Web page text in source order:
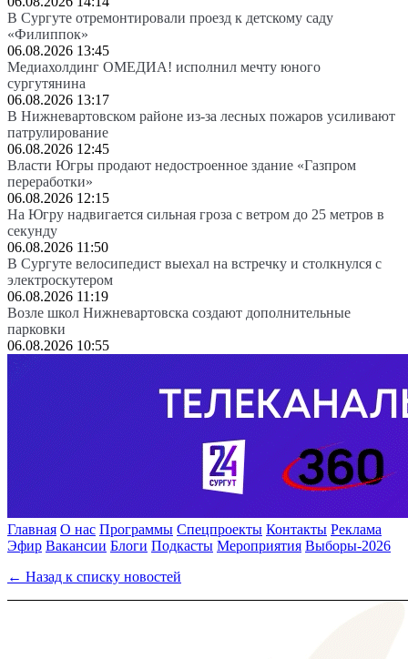
В Сургуте отремонтировали проезд к детскому саду
«Филиппок»
06.08.2026 13:45
Медиахолдинг ОМЕДИА! исполнил мечту юного
сургутянина
06.08.2026 13:17
В Нижневартовском районе из-за лесных пожаров усиливают
патрулирование
06.08.2026 12:45
Власти Югры продают недостроенное здание «Газпром
переработки»
06.08.2026 12:15
На Югру надвигается сильная гроза с ветром до 25 метров в
секунду
06.08.2026 11:50
В Сургуте велосипедист выехал на встречку и столкнулся с
электроскутером
06.08.2026 11:19
Возле школ Нижневартовска создают дополнительные
парковки
06.08.2026 10:55
Главная О нас Программы Спецпроекты Контакты Реклама
Эфир Вакансии Блоги Подкасты Мероприятия Выборы-2026
← Назад к списку новостей